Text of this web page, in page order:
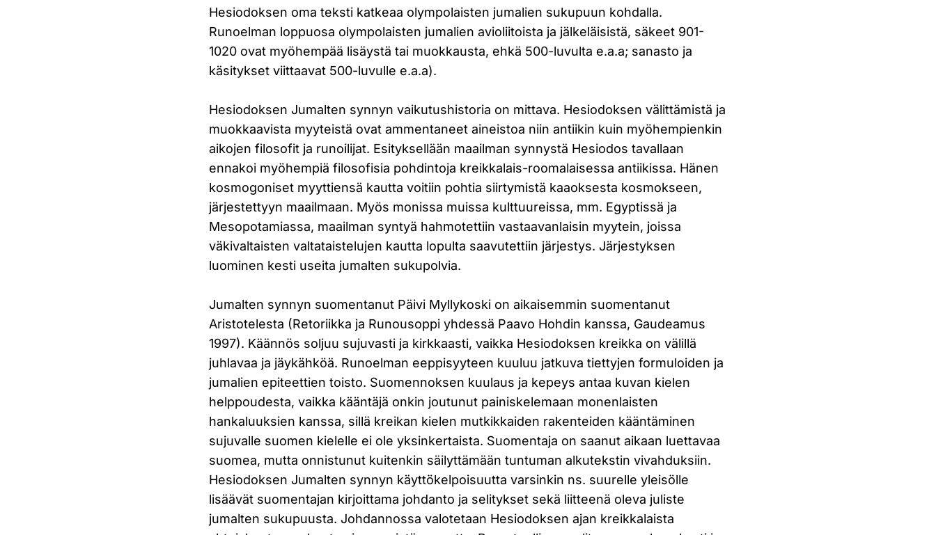
Hesiodoksen oma teksti katkeaa olympolaisten jumalien sukupuun kohdalla.
Runoelman loppuosa olympolaisten jumalien avioliitoista ja jälkeläisistä, säkeet 901-
1020 ovat myöhempää lisäystä tai muokkausta, ehkä 500-luvulta e.a.a; sanasto ja
käsitykset viittaavat 500-luvulle e.a.a).
Hesiodoksen Jumalten synnyn vaikutushistoria on mittava. Hesiodoksen välittämistä ja
muokkaavista myyteistä ovat ammentaneet aineistoa niin antiikin kuin myöhempienkin
aikojen filosofit ja runoilijat. Esityksellään maailman synnystä Hesiodos tavallaan
ennakoi myöhempiä filosofisia pohdintoja kreikkalais-roomalaisessa antiikissa. Hänen
kosmogoniset myyttiensä kautta voitiin pohtia siirtymistä kaaoksesta kosmokseen,
järjestettyyn maailmaan. Myös monissa muissa kulttuureissa, mm. Egyptissä ja
Mesopotamiassa, maailman syntyä hahmotettiin vastaavanlaisin myytein, joissa
väkivaltaisten valtataistelujen kautta lopulta saavutettiin järjestys. Järjestyksen
luominen kesti useita jumalten sukupolvia.
Jumalten synnyn suomentanut Päivi Myllykoski on aikaisemmin suomentanut
Aristotelesta (Retoriikka ja Runousoppi yhdessä Paavo Hohdin kanssa, Gaudeamus
1997). Käännös soljuu sujuvasti ja kirkkaasti, vaikka Hesiodoksen kreikka on välillä
juhlavaa ja jäykähköä. Runoelman eeppisyyteen kuuluu jatkuva tiettyjen formuloiden ja
jumalien epiteettien toisto. Suomennoksen kuulaus ja kepeys antaa kuvan kielen
helppoudesta, vaikka kääntäjä onkin joutunut painiskelemaan monenlaisten
hankaluuksien kanssa, sillä kreikan kielen mutkikkaiden rakenteiden kääntäminen
sujuvalle suomen kielelle ei ole yksinkertaista. Suomentaja on saanut aikaan luettavaa
suomea, mutta onnistunut kuitenkin säilyttämään tuntuman alkutekstin vivahduksiin.
Hesiodoksen Jumalten synnyn käyttökelpoisuutta varsinkin ns. suurelle yleisölle
lisäävät suomentajan kirjoittama johdanto ja selitykset sekä liitteenä oleva juliste
jumalten sukupuusta. Johdannossa valotetaan Hesiodoksen ajan kreikkalaista